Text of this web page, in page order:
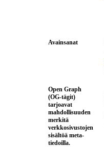
Avainsanat
Open Graph
(OG-tägit)
tarjoavat
mahdollisuuden
merkitä
verkkosivustojen
sisältöä meta-
tiedoilla.